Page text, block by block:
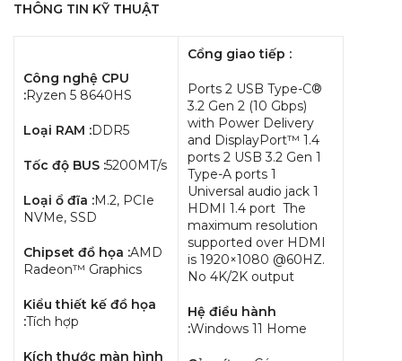
THÔNG TIN KỸ THUẬT
Công nghệ CPU
:Ryzen 5 8640HS
Loại RAM :DDR5
Tốc độ BUS :5200MT/s
Loại ổ đĩa :M.2, PCIe
NVMe, SSD
Chipset đồ họa :AMD
Radeon™ Graphics
Kiểu thiết kế đồ họa
:Tích hợp
Kích thước màn hình
Cổng giao tiếp :
Ports 2 USB Type-C®
3.2 Gen 2 (10 Gbps)
with Power Delivery
and DisplayPort™ 1.4
ports 2 USB 3.2 Gen 1
Type-A ports 1
Universal audio jack 1
HDMI 1.4 port The
maximum resolution
supported over HDMI
is 1920×1080 @60HZ.
No 4K/2K output
Hệ điều hành
:Windows 11 Home